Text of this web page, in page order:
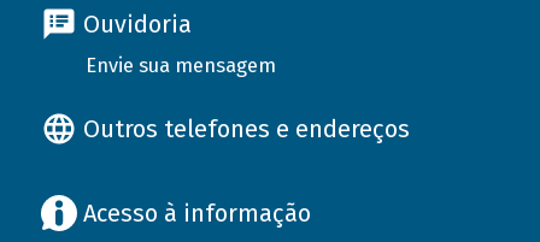
Ouvidoria
Envie sua mensagem
Outros telefones e endereços
Acesso à informação